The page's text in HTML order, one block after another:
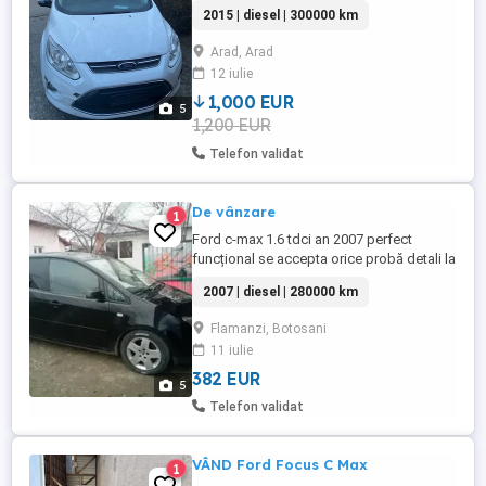
5
2015 | diesel | 300000 km
Arad, Arad
12 iulie
1,000 EUR
1,200 EUR
Telefon validat
5
1 De vânzare
Ford c-max 1.6 tdci an 2007 perfect
funcțional se accepta orice probă detali la
2007 | diesel | 280000 km
Flamanzi, Botosani
11 iulie
382 EUR
Telefon validat
1 VÂND Ford Focus C Max